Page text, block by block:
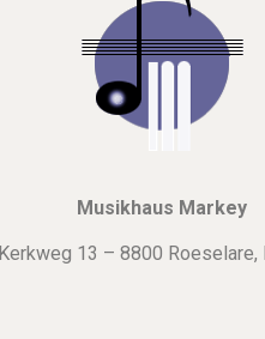
Musikhaus Markey
Kerkweg 13 – 8800 Roeselare,